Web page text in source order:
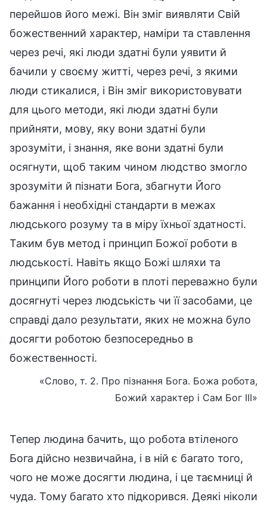
перейшов його межі. Він зміг виявляти Свій
божественний характер, наміри та ставлення
через речі, які люди здатні були уявити й
бачили у своєму житті, через речі, з якими
люди стикалися, і Він зміг використовувати
для цього методи, які люди здатні були
прийняти, мову, яку вони здатні були
зрозуміти, і знання, яке вони здатні були
осягнути, щоб таким чином людство змогло
зрозуміти й пізнати Бога, збагнути Його
бажання і необхідні стандарти в межах
людського розуму та в міру їхньої здатності.
Таким був метод і принцип Божої роботи в
людськості. Навіть якщо Божі шляхи та
принципи Його роботи в плоті переважно були
досягнуті через людськість чи її засобами, це
справді дало результати, яких не можна було
досягти роботою безпосередньо в
божественності.
«Слово, т. 2. Про пізнання Бога. Божа робота,
Божий характер і Сам Бог III»
Тепер людина бачить, що робота втіленого
Бога дійсно незвичайна, і в ній є багато того,
чого не може досягти людина, і це таємниці й
чуда. Тому багато хто підкорився. Деякі ніколи